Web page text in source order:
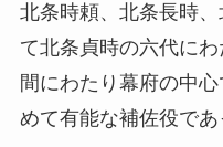
北条時頼、北条長時
て北条貞時の六代に
間にわたり幕府の中
めて有能な補佐役であ